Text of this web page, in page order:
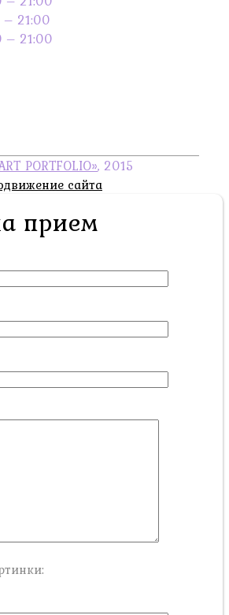
21:00
– 21:00
PORTFOLIO», 2015
сайта
прием